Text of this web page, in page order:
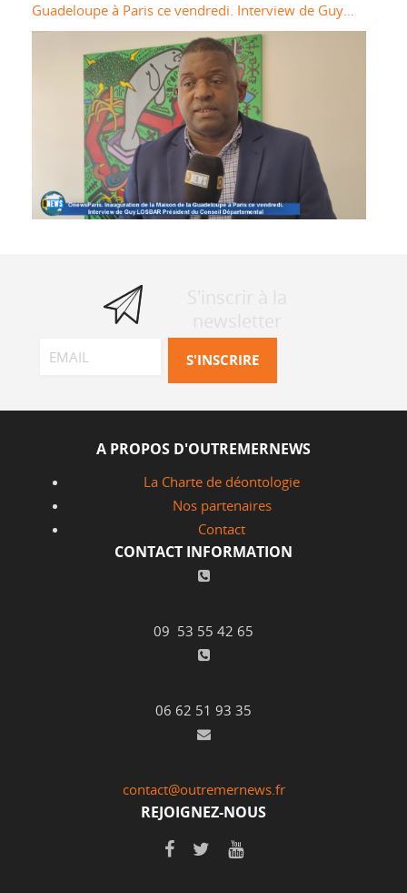
Guadeloupe à Paris ce vendredi. Interview de Guy
LOSBAR Président du Conseil Départemental
A PROPOS D'OUTREMERNEWS
La Charte de déontologie
Nos partenaires
Contact
CONTACT INFORMATION
09 53 55 42 65
06 62 51 93 35
contact@outremernews.fr
REJOIGNEZ-NOUS